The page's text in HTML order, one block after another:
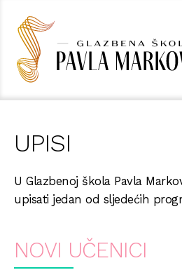
UPISI
U Glazbenoj škola Pavla
upisati jedan od sljedećih
NOVI UČENICI